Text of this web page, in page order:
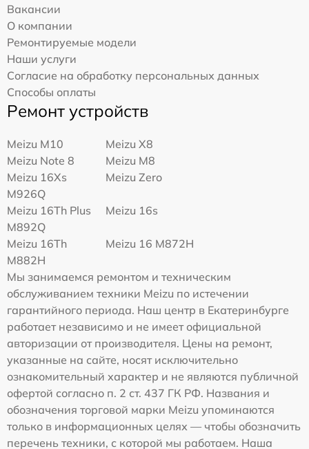
Вакансии
О компании
Ремонтируемые модели
Наши услуги
Согласие на обработку персональных данных
Способы оплаты
Ремонт устройств
Meizu M10
Meizu X8
Meizu Note 8
Meizu M8
Meizu 16Xs
M926Q
Meizu Zero
Meizu 16Th Plus
M892Q
Meizu 16s
Meizu 16Th
M882H
Meizu 16 M872H
Мы занимаемся ремонтом и техническим
обслуживанием техники Meizu по истечении
гарантийного периода. Наш центр в Екатеринбурге
работает независимо и не имеет официальной
авторизации от производителя. Цены на ремонт,
указанные на сайте, носят исключительно
ознакомительный характер и не являются публичной
офертой согласно п. 2 ст. 437 ГК РФ. Названия и
обозначения торговой марки Meizu упоминаются
только в информационных целях — чтобы обозначить
перечень техники, с которой мы работаем. Наша